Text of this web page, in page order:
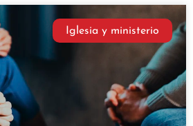
Iglesia y ministerio